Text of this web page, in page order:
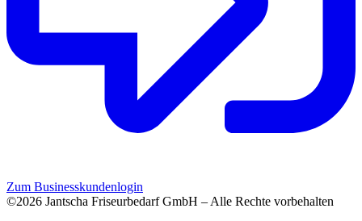
Zum Businesskundenlogin
©2026 Jantscha Friseurbedarf GmbH – Alle Rechte vorbehalten